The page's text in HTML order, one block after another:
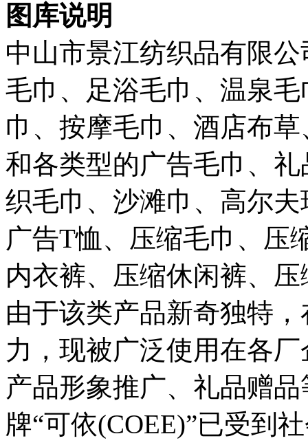
图库说明
中山市景江纺织品有限
毛巾、足浴毛巾、温泉毛
巾、按摩毛巾、酒店布
和各类型的广告毛巾、
织毛巾、沙滩巾、高尔
广告T恤、压缩毛巾、压
内衣裤、压缩休闲裤、
由于该类产品新奇独特
力，现被广泛使用在各
产品形象推广、礼品赠
牌“可依(COEE)”已受到